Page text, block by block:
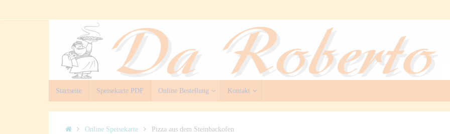
Inhalt
Startseite Speisekarte PDF Online Bestellung Kontakt
StartOnline Speisekarte Pizza aus dem Steinbackofen